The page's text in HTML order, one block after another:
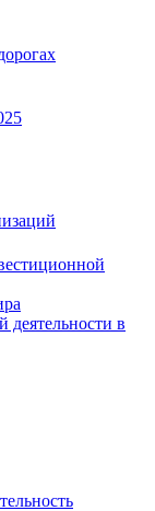
деятельности в